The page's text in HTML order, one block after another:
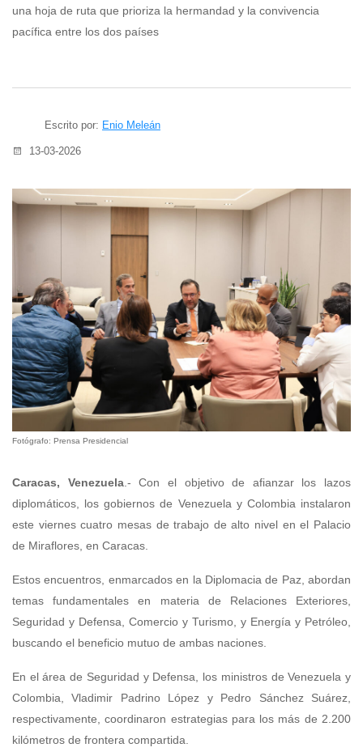
una hoja de ruta que prioriza la hermandad y la convivencia
pacífica entre los dos países
Escrito por: Enio Meleán
13-03-2026
Fotógrafo: Prensa Presidencial
Caracas, Venezuela.- Con el objetivo de afianzar los lazos
diplomáticos, los gobiernos de Venezuela y Colombia instalaron
este viernes cuatro mesas de trabajo de alto nivel en el Palacio
de Miraflores, en Caracas.
Estos encuentros, enmarcados en la Diplomacia de Paz, abordan
temas fundamentales en materia de Relaciones Exteriores,
Seguridad y Defensa, Comercio y Turismo, y Energía y Petróleo,
buscando el beneficio mutuo de ambas naciones.
En el área de Seguridad y Defensa, los ministros de Venezuela y
Colombia, Vladimir Padrino López y Pedro Sánchez Suárez,
respectivamente, coordinaron estrategias para los más de 2.200
kilómetros de frontera compartida.